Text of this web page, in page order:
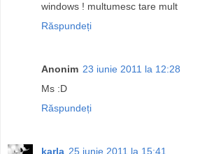
windows ! multumesc tare mult
Răspundeți
Anonim 23 iunie 2011 la 12:28
Ms :D
Răspundeți
karla 25 iunie 2011 la 15:41